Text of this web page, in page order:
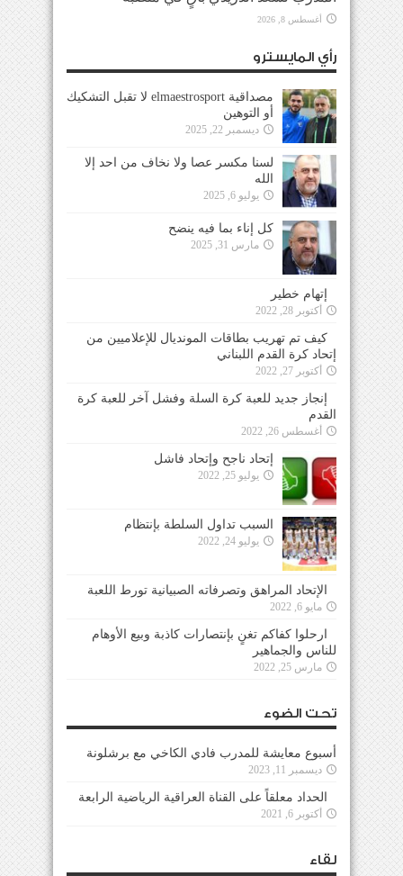
أغسطس 8, 2026
رأي المايسترو
مصداقية elmaestrosport لا تقبل التشكيك
أو التوهين
ديسمبر 22, 2025
لسنا مكسر عصا ولا نخاف من احد إلا
الله
يوليو 6, 2025
كل إناء بما فيه ينضح
مارس 31, 2025
إتهام خطير
أكتوبر 28, 2022
كيف تم تهريب بطاقات المونديال للإعلاميين من
إتحاد كرة القدم اللبناني
أكتوبر 27, 2022
إنجاز جديد للعبة كرة السلة وفشل آخر للعبة كرة
القدم
أغسطس 26, 2022
إتحاد ناجح وإتحاد فاشل
يوليو 25, 2022
السبب تداول السلطة بإنتظام
يوليو 24, 2022
الإتحاد المراهق وتصرفاته الصبيانية تورط اللعبة
مايو 6, 2022
ارحلوا كفاكم تغنٍ بإنتصارات كاذبة وبيع الأوهام
للناس والجماهير
مارس 25, 2022
تحت الضوء
أسبوع معايشة للمدرب فادي الكاخي مع برشلونة
ديسمبر 11, 2023
الحداد معلقاً على القناة العراقية الرياضية الرابعة
أكتوبر 6, 2021
لقاء